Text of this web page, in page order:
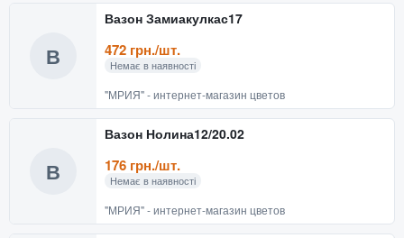
В
Вазон Замиакулкас17
472 грн./шт.
Немає в наявності
"МРИЯ" - интернет-магазин цветов
В
Вазон Нолина12/20.02
176 грн./шт.
Немає в наявності
"МРИЯ" - интернет-магазин цветов